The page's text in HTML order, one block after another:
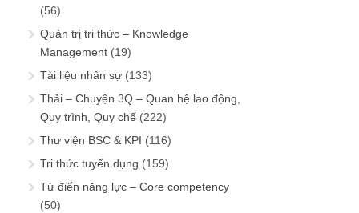
(56)
Quản trị tri thức – Knowledge
Management (19)
Tài liệu nhân sự (133)
Thải – Chuyện 3Q – Quan hệ lao động,
Quy trình, Quy chế (222)
Thư viện BSC & KPI (116)
Tri thức tuyển dụng (159)
Từ điển năng lực – Core competency
(50)